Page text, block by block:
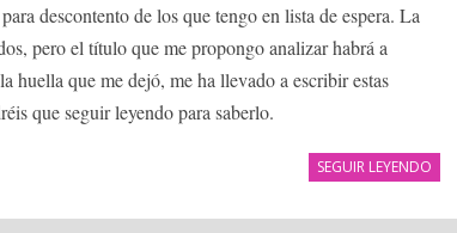
descontento de los que tengo en lista de espera. La
pero el título que me propongo analizar habrá a
huella que me dejó, me ha llevado a escribir estas
que seguir leyendo para saberlo.
SEGUIR LEYENDO